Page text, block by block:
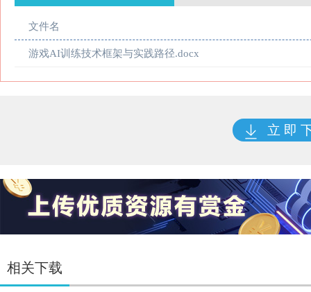
文件名
游戏AI训练技术框架与实践路径.docx
立 即
相关下载